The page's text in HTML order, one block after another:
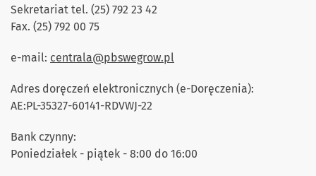
Sekretariat tel. (25) 792 23 42
Fax. (25) 792 00 75
e-mail: centrala@pbswegrow.pl
Adres doręczeń elektronicznych (e-Doręczenia):
AE:PL-35327-60141-RDVWJ-22
Bank czynny:
Poniedziałek - piątek - 8:00 do 16:00